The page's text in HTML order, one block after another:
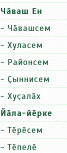
Чӑваш Ен
- Чӑвашсем
- Хуласем
- Районсем
- Ҫыннисем
- Хуҫалӑх
Йӑла-йӗрке
- Тӗрӗсем
- Тӗпелӗ